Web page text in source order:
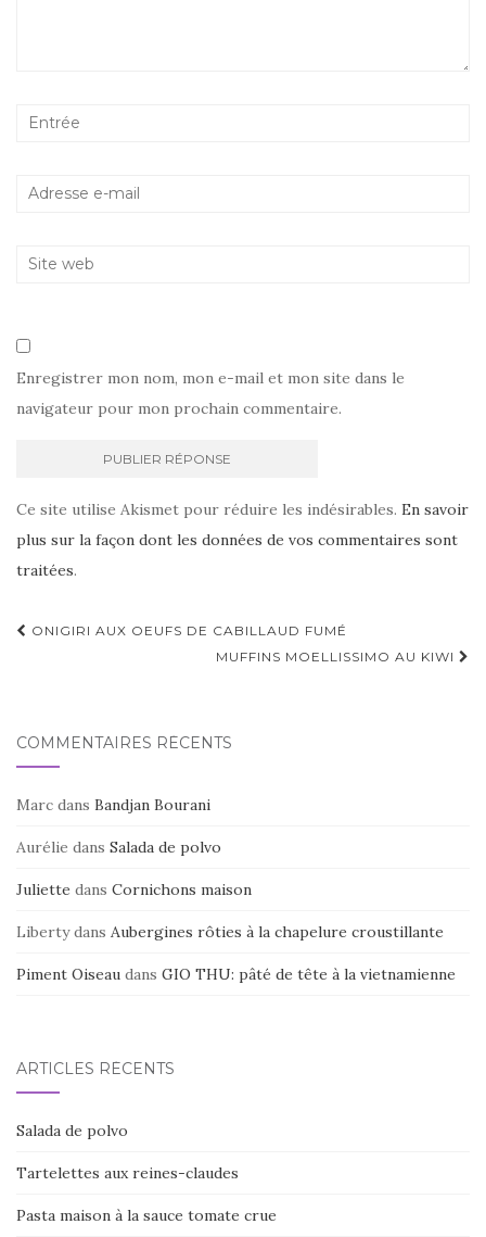
Enregistrer mon nom, mon e-mail et mon site dans le
navigateur pour mon prochain commentaire.
Ce site utilise Akismet pour réduire les indésirables. En savoir
plus sur la façon dont les données de vos commentaires sont
traitées.
Navigation
ONIGIRI AUX OEUFS DE CABILLAUD FUMÉ
MUFFINS MOELLISSIMO AU KIWI
COMMENTAIRES RÉCENTS
Marc dans Bandjan Bourani
Aurélie dans Salada de polvo
Juliette dans Cornichons maison
Libertydans Aubergines rôties à la chapelure croustillante
Piment Oiseau dans GIO THU: pâté de tête à la vietnamienne
ARTICLES RÉCENTS
Salada de polvo
Tartelettes aux reines-claudes
Pasta maison à la sauce tomate crue